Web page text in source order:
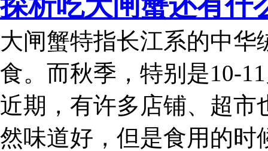
大闸蟹特指长江系的中
食。而秋季，特别是10-
近期，有许多店铺、超市
然味道好，但是食用的时